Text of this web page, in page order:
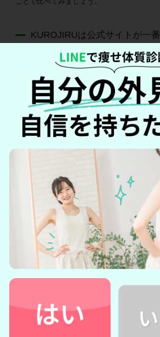
KUROJIRUは公式サイトが一番
公式サイトとECサイトを比較すると、一番
は公式サイトです。
サイト コース 価格
定期購入 4,925円（初回
通常購入 5,300円
楽天ショップ
通常購入 5,500円
公式サイトでは定期購入ができ、2回目以降
3,121円
安くなります。
公式サイトの定期購入はオトク
る